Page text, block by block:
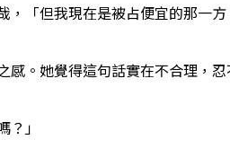
，「但我現在是被占便宜的那一
。她覺得這句話實在不合理，
」